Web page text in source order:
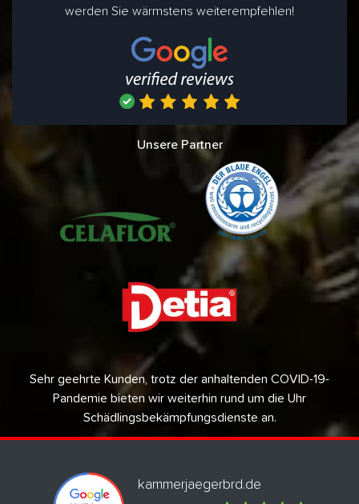
werden Sie wärmstens weiterempfehlen!
Unsere Partner
Sehr geehrte Kunden, trotz der anhaltenden COVID-19-
Pandemie bieten wir weiterhin rund um die Uhr
Schädlingsbekämpfungsdienste an.
kammerjaegerbrd.de